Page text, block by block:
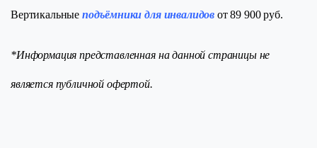
Вертикальные подъёмники для инвалидов от 89 900 руб.
*Информация представленная на данной страницы не
является публичной офертой.